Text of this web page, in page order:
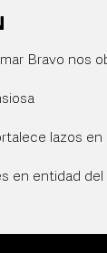
Bravo nos
lazos en
en entidad